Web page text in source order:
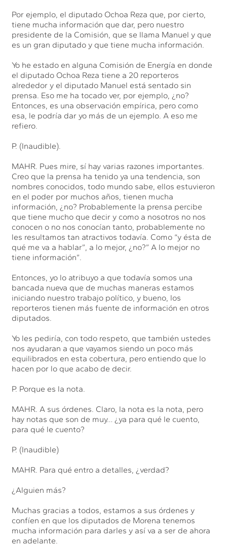
Por ejemplo, el diputado Ochoa Reza que, por cierto,
tiene mucha información que dar, pero nuestro
presidente de la Comisión, que se llama Manuel y que
es un gran diputado y que tiene mucha información.
Yo he estado en alguna Comisión de Energía en donde
el diputado Ochoa Reza tiene a 20 reporteros
alrededor y el diputado Manuel está sentado sin
prensa. Eso me ha tocado ver, por ejemplo, ¿no?
Entonces, es una observación empírica, pero como
esa, le podría dar yo más de un ejemplo. A eso me
refiero.
P. (Inaudible).
MAHR. Pues mire, sí hay varias razones importantes.
Creo que la prensa ha tenido ya una tendencia, son
nombres conocidos, todo mundo sabe, ellos estuvieron
en el poder por muchos años, tienen mucha
información, ¿no? Probablemente la prensa percibe
que tiene mucho que decir y como a nosotros no nos
conocen o no nos conocían tanto, probablemente no
les resultamos tan atractivos todavía. Como “y ésta de
qué me va a hablar”, a lo mejor, ¿no?” A lo mejor no
tiene información”.
Entonces, yo lo atribuyo a que todavía somos una
bancada nueva que de muchas maneras estamos
iniciando nuestro trabajo político, y bueno, los
reporteros tienen más fuente de información en otros
diputados.
Yo les pediría, con todo respeto, que también ustedes
nos ayudaran a que vayamos siendo un poco más
equilibrados en esta cobertura, pero entiendo que lo
hacen por lo que acabo de decir.
P. Porque es la nota.
MAHR. A sus órdenes. Claro, la nota es la nota, pero
hay notas que son de muy… ¿ya para qué le cuento,
para qué le cuento?
P. (Inaudible)
MAHR. Para qué entro a detalles, ¿verdad?
¿Alguien más?
Muchas gracias a todos, estamos a sus órdenes y
confíen en que los diputados de Morena tenemos
mucha información para darles y así va a ser de ahora
en adelante.